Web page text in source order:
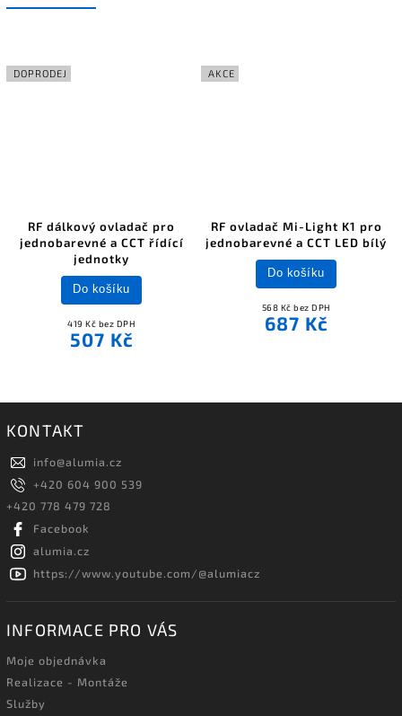
DOPRODEJ
RF dálkový ovladač pro
jednobarevné a CCT řídící
jednotky
419 Kč bez DPH
507 Kč
Do košíku
AKCE
RF ovladač Mi-Light K1 pro
jednobarevné a CCT LED bílý
568 Kč bez DPH
687 Kč
Do košíku
KONTAKT
info@alumia.cz
+420 604 900 539
+420 778 479 728
Facebook
alumia.cz
https://www.youtube.com/@alumiacz
INFORMACE PRO VÁS
Moje objednávka
Realizace - Montáže
Služby